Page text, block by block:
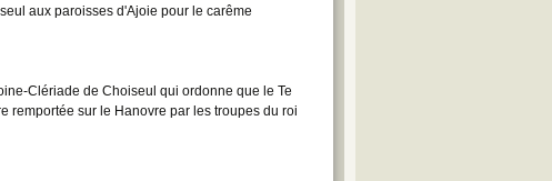
aux paroisses d'Ajoie pour le carême
Clériade de Choiseul qui ordonne que le Te
remportée sur le Hanovre par les troupes du roi